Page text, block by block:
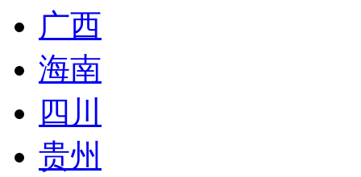
广西
海南
四川
贵州